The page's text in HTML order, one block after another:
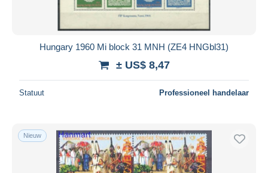
Hungary 1960 Mi block 31 MNH (ZE4 HNGbl31)
± US$ 8,47
Statuut Professioneel handelaar
Nieuw